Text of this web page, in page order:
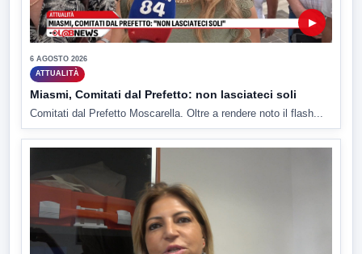
▶
6 AGOSTO 2026
ATTUALITÀ
Miasmi, Comitati dal Prefetto: non lasciateci soli
Comitati dal Prefetto Moscarella. Oltre a rendere noto il flash...